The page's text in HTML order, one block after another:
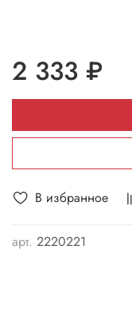
В избранное
арт. 2220221
2 333 ₽